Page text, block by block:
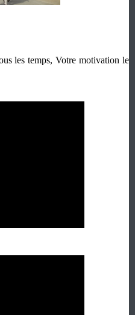
les temps, Votre motivation le